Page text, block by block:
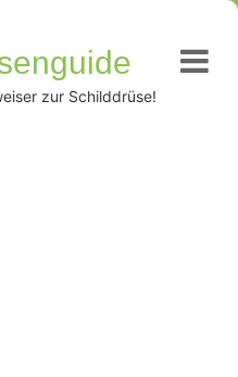
zur Schilddrüse!